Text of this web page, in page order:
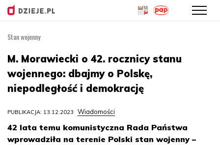
treści
Stan wojenny
M. Morawiecki o 42. rocznicy stanu
wojennego: dbajmy o Polskę,
niepodległość i demokrację
PUBLIKACJA: 13.12.2023 Wiadomości
42 lata temu komunistyczna Rada Państwa
wprowadziła na terenie Polski stan wojenny –